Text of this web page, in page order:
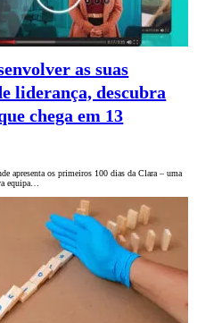
as suas
liderança, descubra
chega em 13
apresenta os primeiros 100 dias da Clara – uma
equipa…